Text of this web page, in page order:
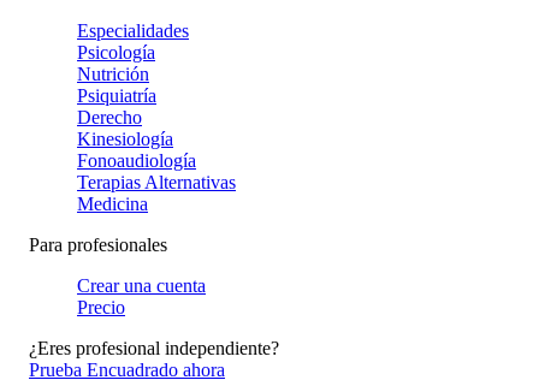
Especialidades
Psicología
Nutrición
Psiquiatría
Derecho
Kinesiología
Fonoaudiología
Terapias Alternativas
Medicina
Para profesionales
Crear una cuenta
Precio
¿Eres profesional independiente?
Prueba Encuadrado ahora